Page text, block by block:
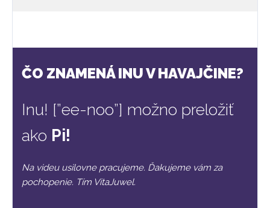
ČO ZNAMENÁ INU V HAVAJČINE?
Inu! [”ee-noo”] možno preložiť
ako Pi!
Na videu usilovne pracujeme. Ďakujeme vám za
pochopenie. Tím VitaJuwel.